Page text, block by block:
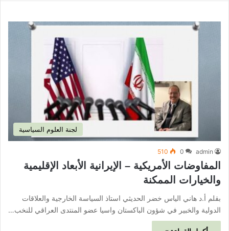
لجنة العلوم السياسية
admin
0
510
المفاوضات الأمريكية – الإيرانية الأبعاد الإقليمية
والخيارات الممكنة
بقلم أ.د هاني الياس خضر الحديثي استاذ السياسة الخارجية والعلاقات
الدولية والخبير في شؤون الباكستان واسيا عضو المنتدى العراقي للنخب…